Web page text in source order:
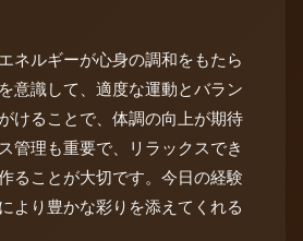
ネルギーが心身の調和をもたら
意識して、適度な運動とバラン
けることで、体調の向上が期待
管理も重要で、リラックスでき
ることが大切です。今日の経験
より豊かな彩りを添えてくれる